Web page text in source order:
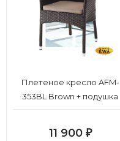
Плетеное кресло AFM-
353BL Brown + подушка
11 900 ₽